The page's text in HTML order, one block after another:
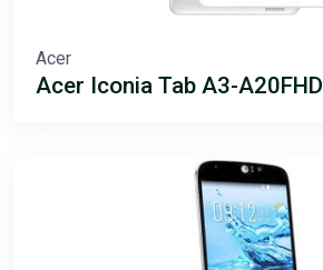
Acer
Acer Iconia Tab A3-A20FHD